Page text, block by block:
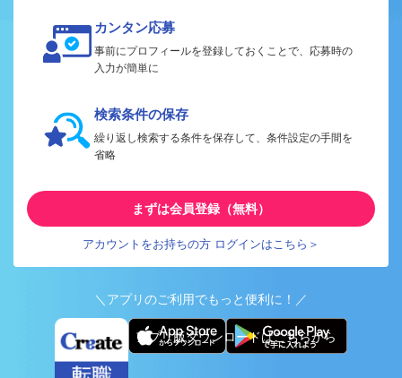
カンタン応募
事前にプロフィールを登録しておくことで、応募時の
入力が簡単に
検索条件の保存
繰り返し検索する条件を保存して、条件設定の手間を
省略
まずは会員登録（無料）
アカウントをお持ちの方 ログインはこちら＞
＼アプリのご利用でもっと便利に！／
アプリ版ダウンロードはこちらから